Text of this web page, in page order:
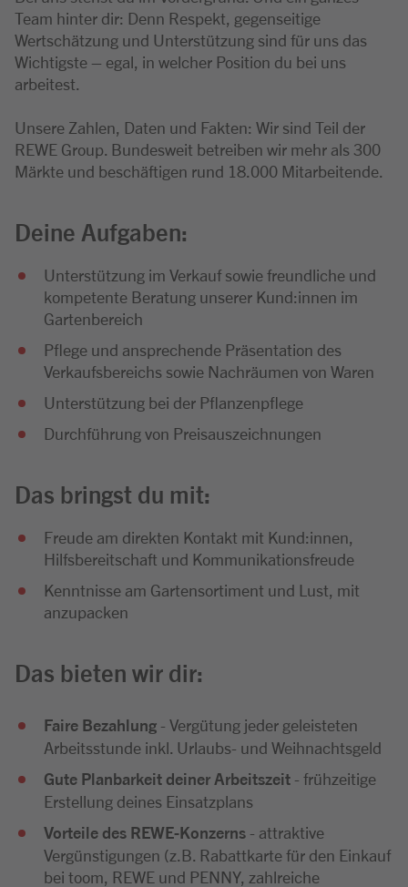
Team hinter dir: Denn Respekt, gegenseitige
Wertschätzung und Unterstützung sind für uns das
Wichtigste – egal, in welcher Position du bei uns
arbeitest.
Unsere Zahlen, Daten und Fakten: Wir sind Teil der
REWE Group. Bundesweit betreiben wir mehr als 300
Märkte und beschäftigen rund 18.000 Mitarbeitende.
Deine Aufgaben:
Unterstützung im Verkauf sowie freundliche und
kompetente Beratung unserer Kund:innen im
Gartenbereich
Pflege und ansprechende Präsentation des
Verkaufsbereichs sowie Nachräumen von Waren
Unterstützung bei der Pflanzenpflege
Durchführung von Preisauszeichnungen
Das bringst du mit:
Freude am direkten Kontakt mit Kund:innen,
Hilfsbereitschaft und Kommunikationsfreude
Kenntnisse am Gartensortiment und Lust, mit
anzupacken
Das bieten wir dir:
Faire Bezahlung - Vergütung jeder geleisteten
Arbeitsstunde inkl. Urlaubs- und Weihnachtsgeld
Gute Planbarkeit deiner Arbeitszeit - frühzeitige
Erstellung deines Einsatzplans
Vorteile des REWE-Konzerns - attraktive
Vergünstigungen (z.B. Rabattkarte für den Einkauf
bei toom, REWE und PENNY, zahlreiche